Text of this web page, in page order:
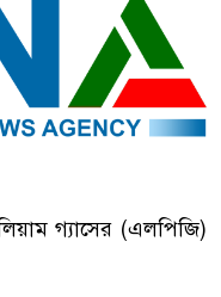
গ্যাসের (এলপিজি)